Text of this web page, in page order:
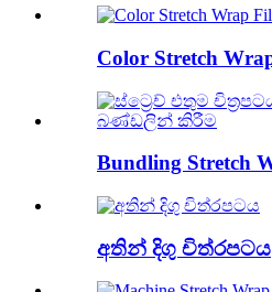
Color Stretch
Bundling Stretch
අතින් දිගු චිත්රපටය